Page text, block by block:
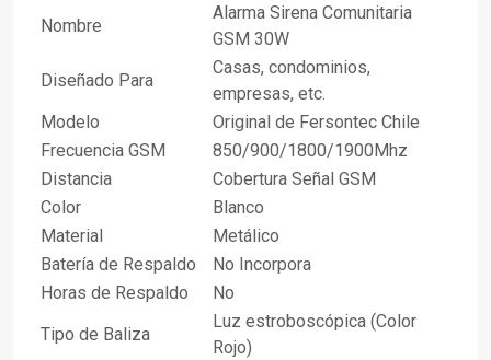
Nombre
Alarma Sirena Comunitaria
GSM 30W
Diseñado Para
Casas, condominios,
empresas, etc.
Modelo
Original de Fersontec Chile
Frecuencia GSM
850/900/1800/1900Mhz
Distancia
Cobertura Señal GSM
Color
Blanco
Material
Metálico
Batería de Respaldo
No Incorpora
Horas de Respaldo
No
Tipo de Baliza
Luz estroboscópica (Color
Rojo)